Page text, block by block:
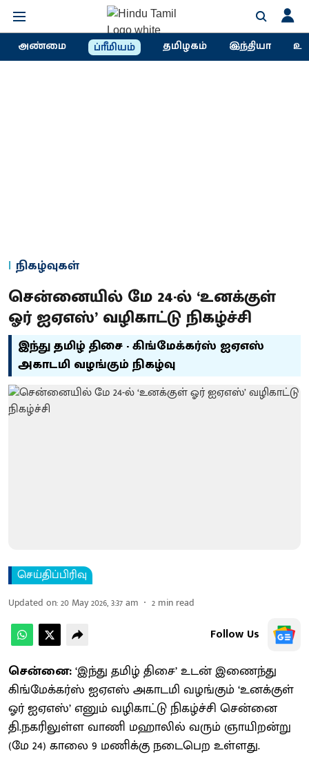
அண்மை ப்ரீமியம் தமிழகம் இந்தியா
நிகழ்வுகள்
சென்னையில் மே 24-ல் ‘உனக்குள்
ஓர் ஐஏஎஸ்’ வழிகாட்டு நிகழ்ச்சி
இந்து தமிழ் திசை - கிங்மேக்கர்ஸ் ஐஏஎஸ்
அகாடமி வழங்கும் நிகழ்வு
செய்திப்பிரிவு
Updated on:20 May 2026, 3:37 am 2 min read
Follow Us
சென்னை:‘இந்து தமிழ் திசை’ உடன் இணைந்து
கிங்​மேக்​கர்ஸ் ஐஏஎஸ் அகாடமி வழங்​கும் ‘உனக்​குள்
ஓர் ஐஏஎஸ்’ எனும் வழிகாட்டு நிகழ்ச்சி சென்னை
தி.நகரிலுள்ள வாணி மஹாலில் வரும் ஞாயிறன்று
(மே 24) காலை 9 மணிக்கு நடை​பெற உள்​ளது.